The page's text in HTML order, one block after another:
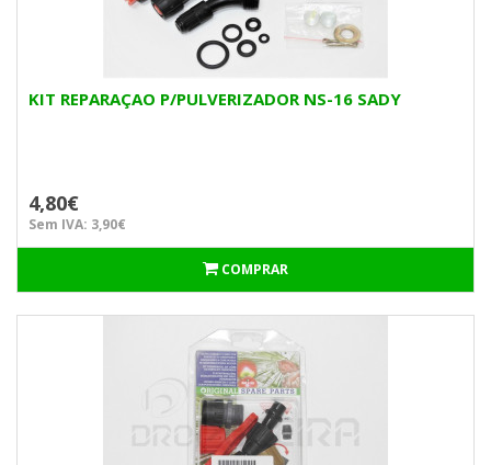
KIT REPARAÇAO P/PULVERIZADOR NS-16 SADY
4,80€
Sem IVA: 3,90€
COMPRAR